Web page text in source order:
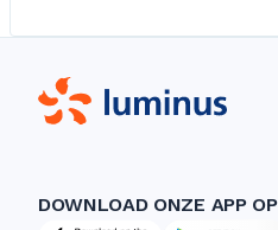
DOWNLOAD ONZE APP OP